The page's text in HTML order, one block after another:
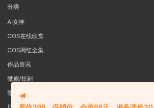
分类
AI女神
COS在线欣赏
COS网红全集
作品资讯
微剧/短剧
微密圈